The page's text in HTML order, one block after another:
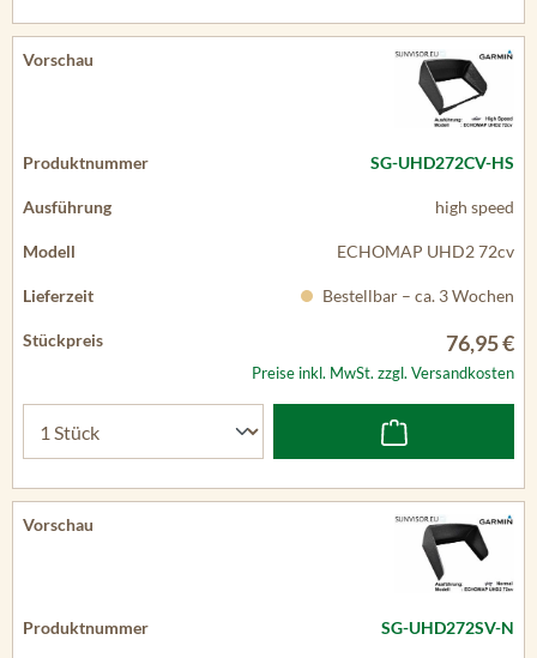
SG-UHD272CV-HS
high speed
ECHOMAP UHD2 72cv
Bestellbar – ca. 3 Wochen
76,95 €
Preise inkl. MwSt. zzgl. Versandkosten
SG-UHD272SV-N